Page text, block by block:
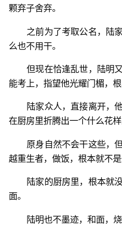
颗弃子舍弃。
之前为了考取公名，陆
么也不用干。
但现在恰逢乱世，陆明
能考上，指望他光耀门楣，根
陆家众人，直接离开，
在厨房里折腾出一个什么花样
原身自然不会干这些，
越重生者，做饭，根本就不是
陆家的厨房里，根本就
面。
陆明也不墨迹，和面，烧